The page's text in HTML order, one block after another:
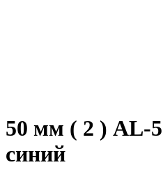
50 мм ( 2 ) AL-
синий